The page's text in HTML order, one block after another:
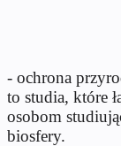
- ochrona
to studia, które
osobom
biosfery.